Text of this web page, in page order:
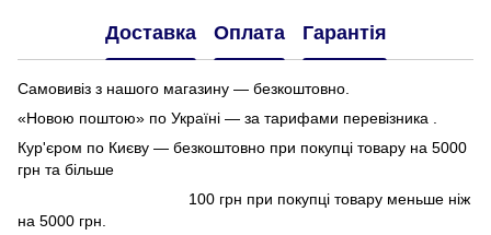
Доставка Оплата Гарантія
Самовивіз з нашого магазину — безкоштовно.
«Новою поштою» по Україні — за тарифами перевізника .
Кур'єром по Києву — безкоштовно при покупці товару на 5000
грн та більше
100 грн при покупці товару меньше ніж
на 5000 грн.